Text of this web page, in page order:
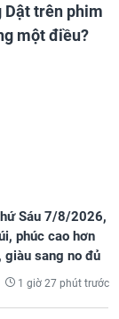
Dật trên phim
một điều?
Sáu 7/8/2026,
phúc cao hơn
giàu sang no đủ
1 giờ 27 phút trước